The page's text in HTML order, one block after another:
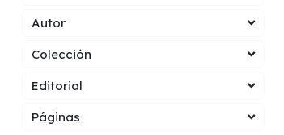
Autor
Colección
Editorial
Páginas